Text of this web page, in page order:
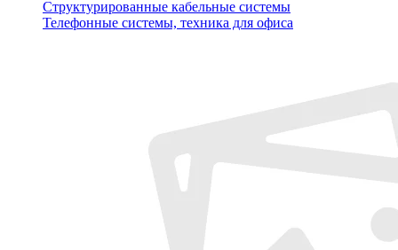
Структурированные кабельные системы
Телефонные системы, техника для офиса